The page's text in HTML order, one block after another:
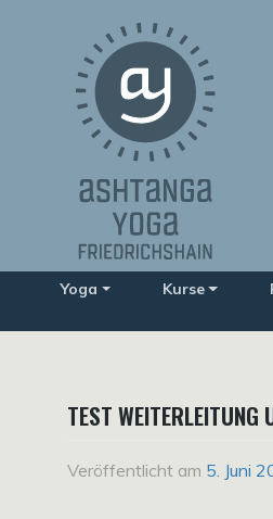
Yoga Kurse
TEST WEITERLEITUNG
Veröffentlicht am 5. Juni